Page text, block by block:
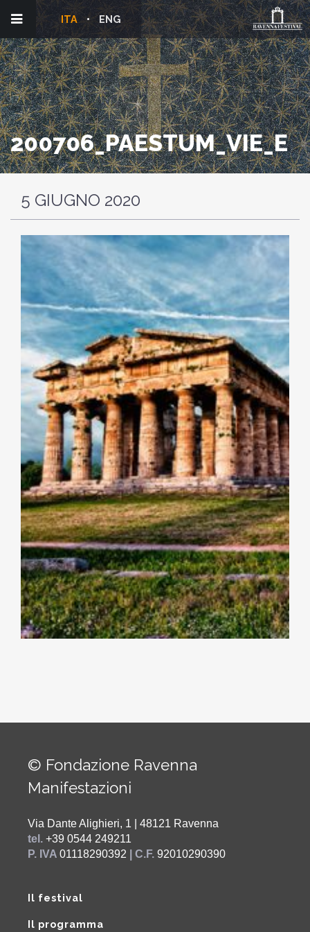
ENG
ITA
200706_PAESTUM_VIE_E
5 GIUGNO 2020
© Fondazione Ravenna
Manifestazioni
Via Dante Alighieri, 1 | 48121 Ravenna
tel. +39 0544 249211
P. IVA 01118290392 | C.F. 92010290390
Il festival
Il programma